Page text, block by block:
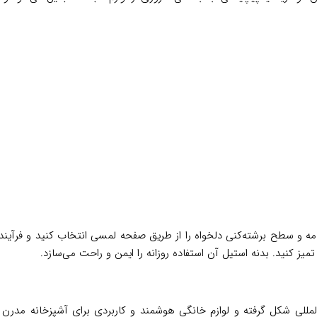
شکل گرفته و لوازم خانگی هوشمند و کاربردی برای آشپزخانه مدرن